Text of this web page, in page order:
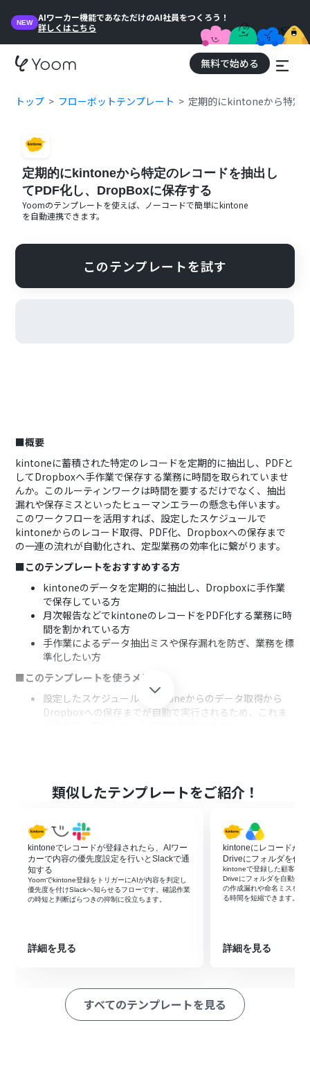
NEW
AIワーカー機能であなただけのAI社員をつくろう！
詳しくはこちら
無料で始める
トップ フローボットテンプレート 定期的にkintoneから特定
定期的にkintoneから特定のレコードを抽出し
てPDF化し、DropBoxに保存する
Yoomのテンプレートを使えば、ノーコードで簡単にkintone
を自動連携できます。
このテンプレートを試す
■概要
kintoneに蓄積された特定のレコードを定期的に抽出し、PDFと
してDropboxへ手作業で保存する業務に時間を取られていませ
んか。このルーティンワークは時間を要するだけでなく、抽出
漏れや保存ミスといったヒューマンエラーの懸念も伴います。
このワークフローを活用すれば、設定したスケジュールで
kintoneからのレコード取得、PDF化、Dropboxへの保存まで
の一連の流れが自動化され、定型業務の効率化に繋がります。
■このテンプレートをおすすめする方
kintoneのデータを定期的に抽出し、Dropboxに手作業
で保存している方
月次報告などでkintoneのレコードをPDF化する業務に時
間を割かれている方
手作業によるデータ抽出ミスや保存漏れを防ぎ、業務を標
準化したい方
■このテンプレートを使うメリット
設定したスケジュールでkintoneからのデータ取得から
Dropboxへの保存までが自動で実行されるため、これま
■フローボットの流れ
次に、トリガーでスケジュール機能を選択し、「指定した
スケジュールになったら」というアクションで、自動化を
実行したい日時を設定します。
次に、kintoneを選択し、「レコードを取得する」アクシ
ョンでPDF化したいレコードの情報を取得するように設定
します。
次に、Googleスプレッドシートの「書類を発行する」ア
最後に、Dropboxを選択し、「ファイルをアップロー
※「トリガー」：フロー起動のきっかけとなるアクション、「オ
ペレーション」：トリガー起動後、フロー内で処理を行うアク
類似したテンプレートをご紹介！
kintoneでレコードが登録されたら、AIワー
カーで内容の優先度設定を行いとSlackで通
知する
Yoomでkintone登録をトリガーにAIが内容を判定し
優先度を付けSlackへ知らせるフローです。確認作業
の時短と判断ばらつきの抑制に役立ちます。
詳細を見る
kintoneにレコードが
Driveにフォルダを作成
kintoneで登録した顧客・
Driveにフォルダを自動生
の作成漏れや命名ミスを抑
る時間を短縮できます。
詳細を見る
すべてのテンプレートを見る